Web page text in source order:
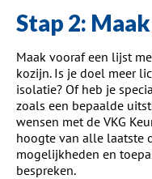
Stap 2:
Maak vooraf een lijst
kozijn. Is je doel meer
isolatie? Of heb je
zoals een bepaalde
wensen met de VKG
hoogte van alle laatste
mogelijkheden en
bespreken.